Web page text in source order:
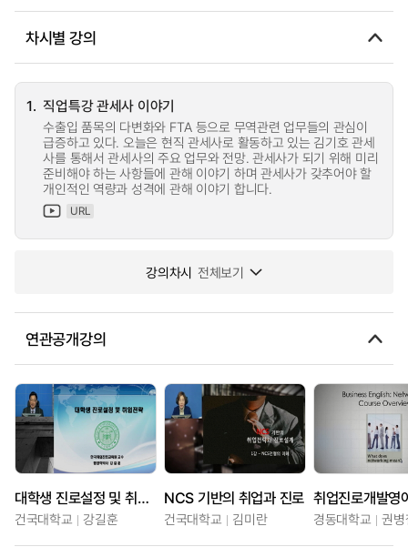
차시별 강의
1. 직업특강 관세사 이야기
수출입 품목의 다변화와 FTA 등으로 무역관련 업무들의 관심이
급증하고 있다. 오늘은 현직 관세사로 활동하고 있는 김기호 관세
사를 통해서 관세사의 주요 업무와 전망. 관세사가 되기 위해 미리
준비해야 하는 사항들에 관해 이야기 하며 관세사가 갖추어야 할
개인적인 역량과 성격에 관해 이야기 합니다.
URL
강의차시 전체보기
연관공개강의
대학생 진로설정 및 취업전략
건국대학교 강길훈
NCS 기반의 취업과 진로
건국대학교 김미란
취업진로개발영
경동대학교 권